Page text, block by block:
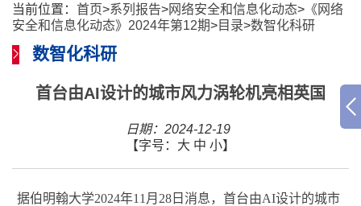
当前位置： 首页>系列报告>网络安全和信息化动态> 《网络
安全和信息化动态》2024年第12期>目录>数智化科研
数智化科研
首台由AI设计的城市风力涡轮机亮相英国
日期：2024-12-19
【字号： 大 中 小】
据伯明翰大学2024年11 月 28 日消息，首台由AI设计的城市